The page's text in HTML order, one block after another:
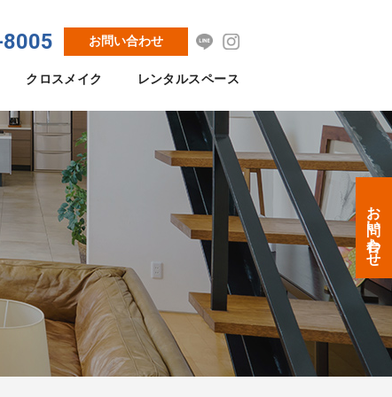
お問い合わせ
クロスメイク レンタルスペース
お問い合わせ